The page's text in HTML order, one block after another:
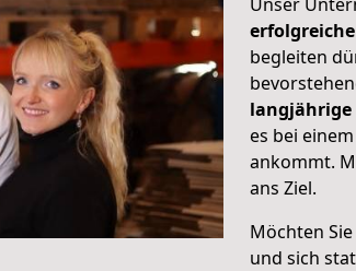
begleiten
es bei einem
ankommt.
ans Ziel.
Möchten
und sich